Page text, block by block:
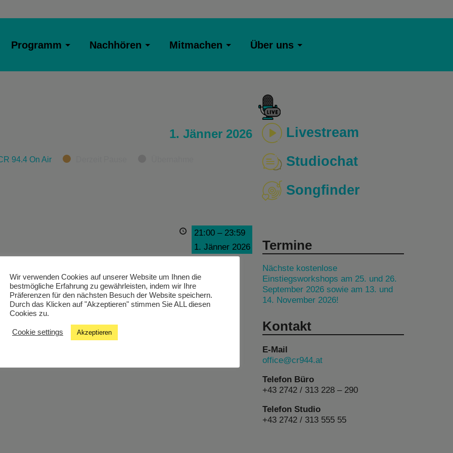
Programm Nachhören Mitmachen Über uns
1. Jänner 2026
94.4 On Air
21:00 – 23:59
1. Jänner 2026
Livestream
Studiochat
Songfinder
Termine
Nächste kostenlose
Einstiegsworkshops am 25. und 26.
September 2026 sowie am 13. und
14. November 2026!
Kontakt
E-Mail
office@cr944.at
Telefon Büro
+43 2742 / 313 228 – 290
Telefon Studio
+43 2742 / 313 555 55
Wir verwenden Cookies auf unserer Website um Ihnen die
bestmögliche Erfahrung zu gewährleisten, indem wir Ihre
Präferenzen für den nächsten Besuch der Website speichern.
Durch das Klicken auf "Akzeptieren" stimmen Sie ALL diesen
Cookies zu.
Cookie settings Akzeptieren